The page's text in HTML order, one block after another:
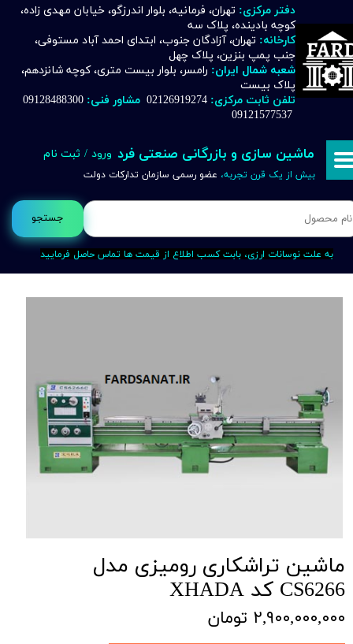
جستجو
دفتر مرکزی: تهران، فرمانیه، بلوار اندرزگو، خیابان مهدی زاده،
کوچه بادینده، پلاک سه
کارخانه: تهران، آزادگان جنوب، ابتدای احمد آباد مستوفی،
جنب پمپ بنزین، پلاک چهل
شعبه شمال ایران: رامسر، بلوار بیست متری، کوچه شانزدهم،
پلاک بیست
تلفن ثابت مرکزی: 02126919274 مشاور فنی:
09121577537
ماشین سازی و بازرگانی صنعتی فرد
بیش از یک قرن تجربه، عضو رسمی سازمان تدارکات دولت
ورود / ثبت نام
حساب کاربری من
تغییر گذر واژه
خروج از حساب کاربری
به علت نوسانات ارزی، بابت کسب اطلاع از قیمت ها تماس حاصل فرمایید
ماشین تراشکاری رومیزی مدل
CS6266 کد XHADA
۲,۹۰۰,۰۰۰,۰۰۰ تومان